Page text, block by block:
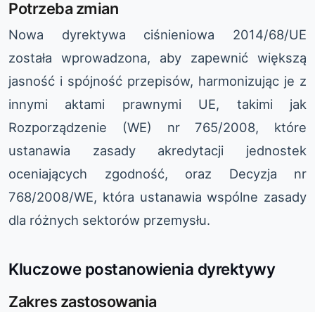
Potrzeba zmian
Nowa dyrektywa ciśnieniowa 2014/68/UE
została wprowadzona, aby zapewnić większą
jasność i spójność przepisów, harmonizując je z
innymi aktami prawnymi UE, takimi jak
Rozporządzenie (WE) nr 765/2008, które
ustanawia zasady akredytacji jednostek
oceniających zgodność, oraz Decyzja nr
768/2008/WE, która ustanawia wspólne zasady
dla różnych sektorów przemysłu.
Kluczowe postanowienia dyrektywy
Zakres zastosowania